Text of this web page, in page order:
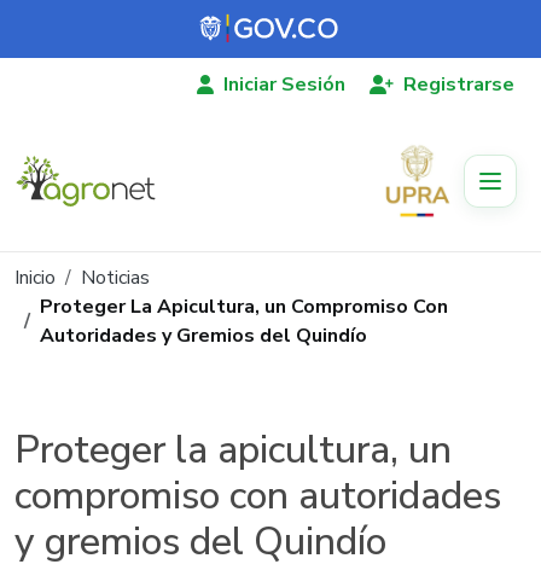
Pasar al contenido principal
Iniciar Sesión Registrarse
Ruta de navegación
Inicio
Noticias
Proteger La Apicultura, un Compromiso Con
Autoridades y Gremios del Quindío
Proteger la apicultura, un
compromiso con autoridades
y gremios del Quindío